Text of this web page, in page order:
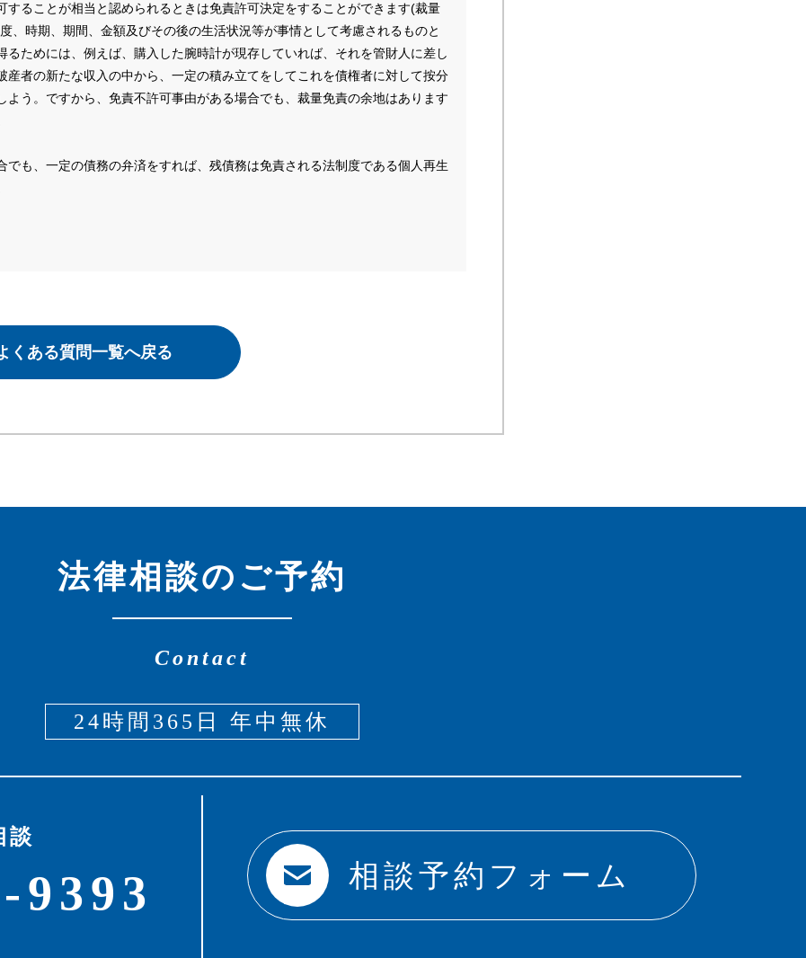
することが相当と認められるときは免責許可決定をすることができます(裁量
、時期、期間、金額及びその後の生活状況等が事情として考慮されるものと
ためには、例えば、購入した腕時計が現存していれば、それを管財人に差し
産者の新たな収入の中から、一定の積み立てをしてこれを債権者に対して按分
う。ですから、免責不許可事由がある場合でも、裁量免責の余地はあります
でも、一定の債務の弁済をすれば、残債務は免責される法制度である個人再生
くある質問一覧へ戻る
法律相談のご予約
Contact
24時間365日 年中無休
談
9393 相談予約フォーム